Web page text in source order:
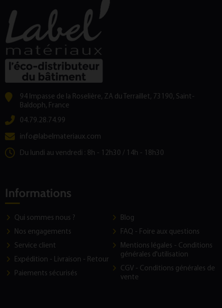
94 Impasse de la Roselière, ZA du Terraillet, 73190, Saint-
Baldoph, France
04.79.28.74.99
info@labelmateriaux.com
Du lundi au vendredi : 8h - 12h30 / 14h - 18h30
Informations
Qui sommes nous ?
Nos engagements
Service client
Expédition - Livraison - Retour
Paiements sécurisés
Blog
FAQ - Foire aux questions
Mentions légales - Conditions
générales d'utilisation
CGV - Conditions générales de
vente